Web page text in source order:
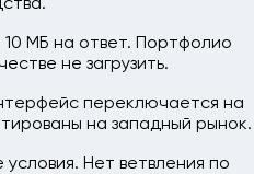
МБ на ответ. Портфолио
не загрузить.
переключается на
на западный рынок.
условия. Нет ветвления по